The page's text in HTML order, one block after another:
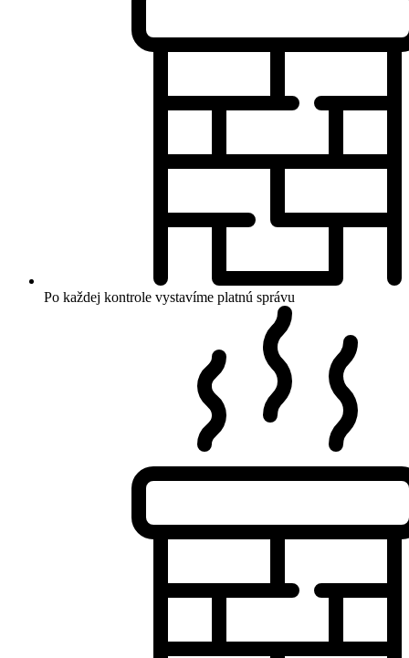
Po každej kontrole vystavíme platnú správu